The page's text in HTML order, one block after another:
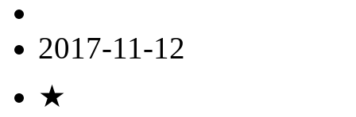
2017-11-12
★